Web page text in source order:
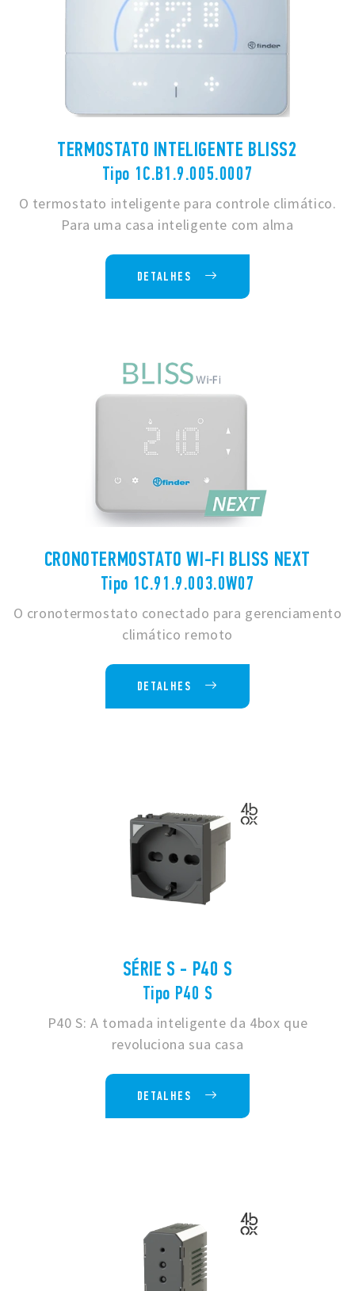
TERMOSTATO INTELIGENTE BLISS2
Tipo 1C.B1.9.005.0007
O termostato inteligente para controle climático.
Para uma casa inteligente com alma
DETALHES
CRONOTERMOSTATO WI-FI BLISS NEXT
Tipo 1C.91.9.003.0W07
O cronotermostato conectado para gerenciamento
climático remoto
DETALHES
SÉRIE S - P40 S
Tipo P40 S
P40 S: A tomada inteligente da 4box que
revoluciona sua casa
DETALHES